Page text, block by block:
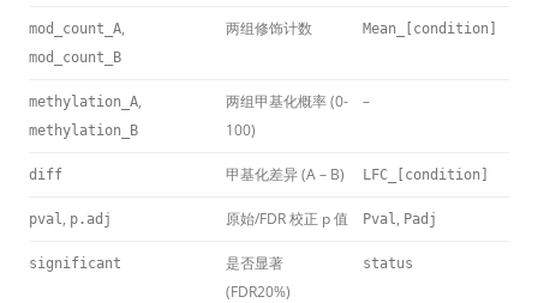
mod_count_A,
mod_count_B
两组修饰计数 Mean_[condition]
methylation_A,
methylation_B
两组甲基化概率 (0-
100)
–
diff 甲基化差异 (A – B) LFC_[condition]
pval, p.adj 原始/FDR 校正 p 值 Pval, Padj
significant
是否显著
(FDR20%)
status